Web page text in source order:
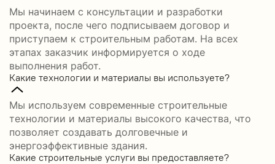
Мы начинаем с консультации и разработки
проекта, после чего подписываем договор и
приступаем к строительным работам. На всех
этапах заказчик информируется о ходе
выполнения работ.
Какие технологии и материалы вы используете?
Мы используем современные строительные
технологии и материалы высокого качества, что
позволяет создавать долговечные и
энергоэффективные здания.
Какие строительные услуги вы предоставляете?